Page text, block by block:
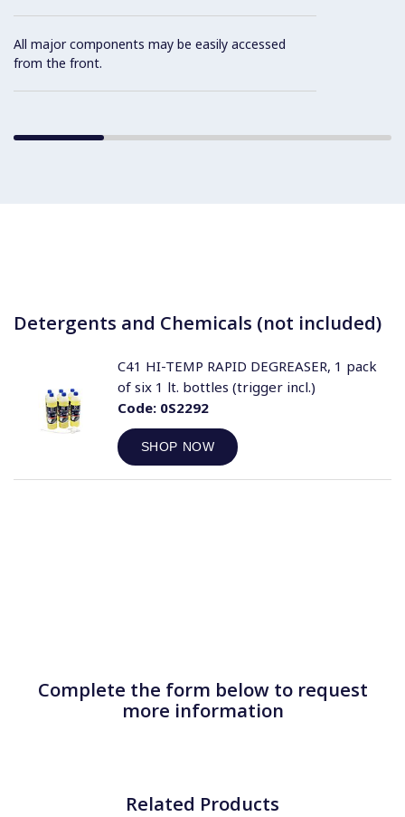
All major components may be easily accessed
from the front.
Detergents and Chemicals (not included)
Code:0S2292
SHOP NOW
C41 HI-TEMP RAPID DEGREASER, 1 pack
of six 1 lt. bottles (trigger incl.)
Complete the form below to request
more information
Related Products